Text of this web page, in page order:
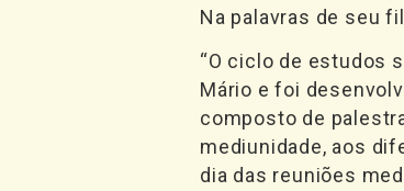
Na palavras de seu
“O ciclo de estudos
Mário e foi
composto de
mediunidade, aos
dia das reuniões